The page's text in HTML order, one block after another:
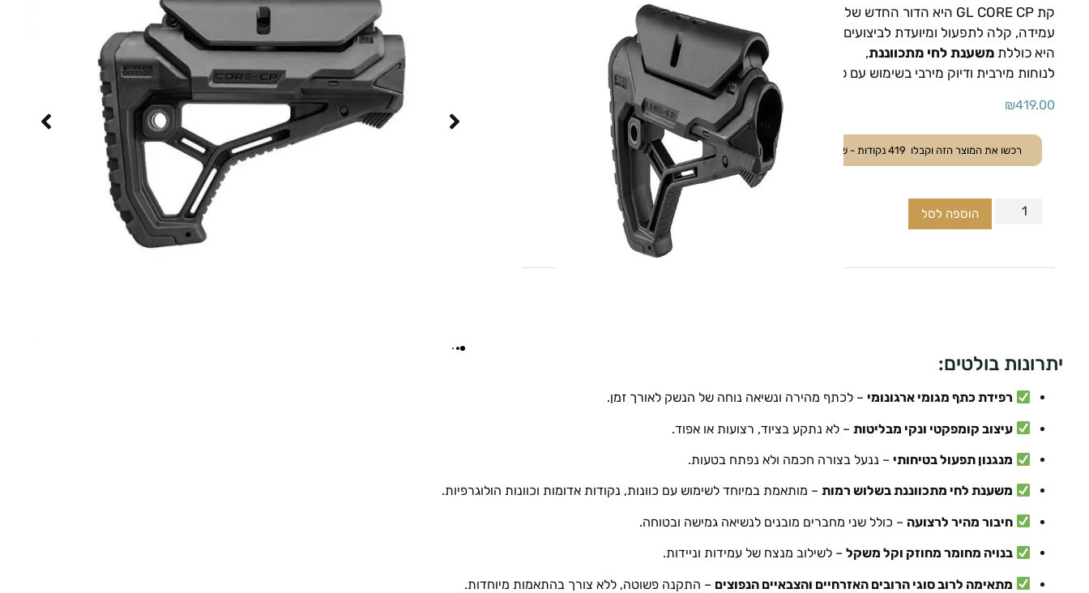
קת GL CORE CP היא הדור החדש של קתות טקטיות –
עמידה, קלה לתפעול ומיועדת לביצועים גבוהים בכל תנאי שטח.
היא כוללת משענת לחי מתכווננת,
לנוחות מירבית ודיוק מירבי בשימוש עם כוונות ואופטיקה מתקדמות.
₪419.00
רכשו את המוצר הזה וקבלו 419 נקודות - ששוות
הוספה לסל
יתרונות בולטים:
רפידת כתף מגומי ארגונומי – לכתף מהירה ונשיאה נוחה של הנשק לאורך זמן.
עיצוב קומפקטי ונקי מבליטות – לא נתקע בציוד, רצועות או אפוד.
מנגנון תפעול בטיחותי – ננעל בצורה חכמה ולא נפתח בטעות.
משענת לחי מתכווננת בשלוש רמות – מותאמת במיוחד לשימוש עם כוונות, נקודות אדומות וכוונות הולוגרפיות.
חיבור מהיר לרצועה – כולל שני מחברים מובנים לנשיאה גמישה ובטוחה.
בנויה מחומר מחוזק וקל משקל – לשילוב מנצח של עמידות וניידות.
מתאימה לרוב סוגי הרובים האזרחיים והצבאיים הנפוצים – התקנה פשוטה, ללא צורך בהתאמות מיוחדות.